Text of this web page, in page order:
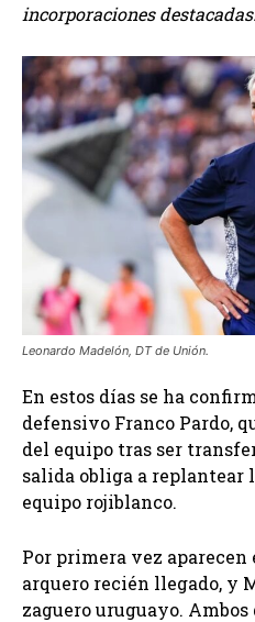
incorporaciones destacadas.
Leonardo Madelón, DT de Unión.
En estos días se ha
defensivo Franco Pardo,
del equipo tras ser
salida obliga a
equipo rojiblanco.
Por primera vez aparecen
arquero recién llegado, y
zaguero uruguayo.